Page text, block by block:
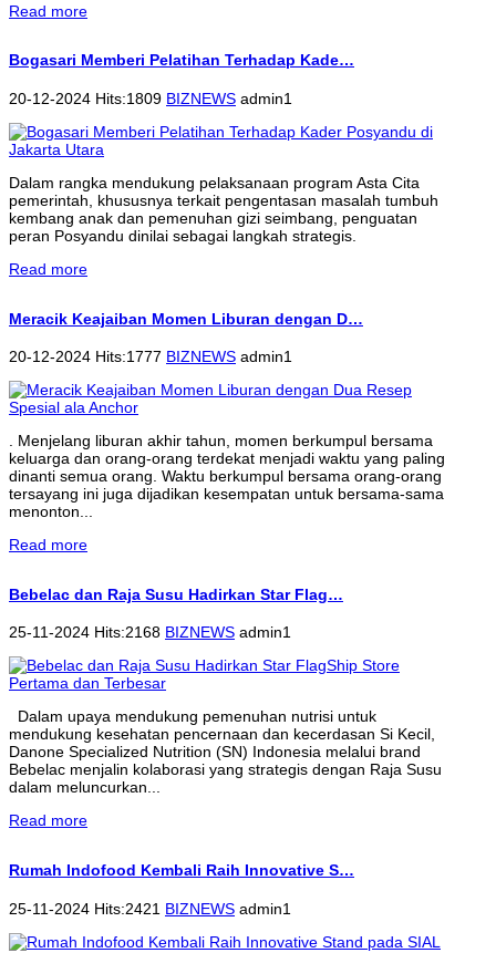
Read more
Bogasari Memberi Pelatihan Terhadap Kade…
20-12-2024 Hits:1809 BIZNEWS admin1
Dalam rangka mendukung pelaksanaan program Asta Cita
pemerintah, khususnya terkait pengentasan masalah tumbuh
kembang anak dan pemenuhan gizi seimbang, penguatan
peran Posyandu dinilai sebagai langkah strategis.
Read more
Meracik Keajaiban Momen Liburan dengan D…
20-12-2024 Hits:1777 BIZNEWS admin1
. Menjelang liburan akhir tahun, momen berkumpul bersama
keluarga dan orang-orang terdekat menjadi waktu yang paling
dinanti semua orang. Waktu berkumpul bersama orang-orang
tersayang ini juga dijadikan kesempatan untuk bersama-sama
menonton...
Read more
Bebelac dan Raja Susu Hadirkan Star Flag…
25-11-2024 Hits:2168 BIZNEWS admin1
Dalam upaya mendukung pemenuhan nutrisi untuk
mendukung kesehatan pencernaan dan kecerdasan Si Kecil,
Danone Specialized Nutrition (SN) Indonesia melalui brand
Bebelac menjalin kolaborasi yang strategis dengan Raja Susu
dalam meluncurkan...
Read more
Rumah Indofood Kembali Raih Innovative S…
25-11-2024 Hits:2421 BIZNEWS admin1